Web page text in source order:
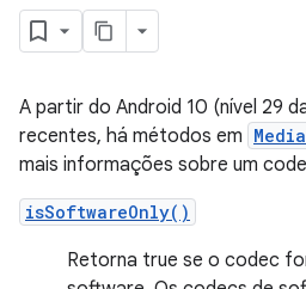
A partir do Android 10 (nível 29
recentes, há métodos em
mais informações sobre um
isSoftwareOnly()
Retorna true se o codec